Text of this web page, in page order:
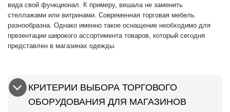
вида свой функционал. К примеру, вешала не заменить
стеллажами или витринами. Современная торговая мебель
разнообразна. Однако именно такое оснащение необходимо для
презентации широкого ассортимента товаров, который сегодня
представлен в магазинах одежды.
КРИТЕРИИ ВЫБОРА ТОРГОВОГО
ОБОРУДОВАНИЯ ДЛЯ МАГАЗИНОВ